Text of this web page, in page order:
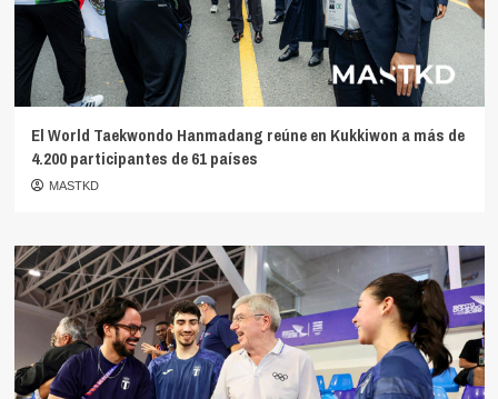
El World Taekwondo Hanmadang reúne en Kukkiwon a más de
4.200 participantes de 61 países
MASTKD